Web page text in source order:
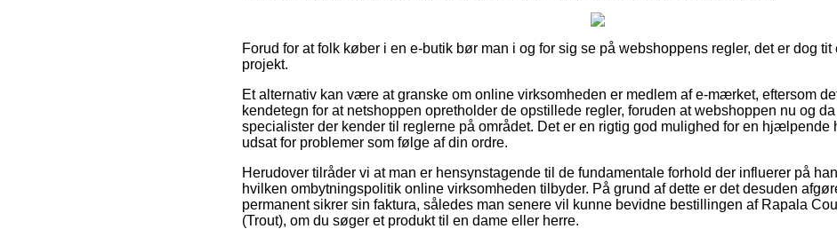
Forud for at folk køber i en e-butik bør man i og for sig se på webshoppens regler, det er dog tit
projekt.
Et alternativ kan være at granske om online virksomheden er medlem af e-mærket, eftersom
kendetegn for at netshoppen opretholder de opstillede regler, foruden at webshoppen nu og
specialister der kender til reglerne på området. Det er en rigtig god mulighed for en hjælpende
udsat for problemer som følge af din ordre.
Herudover tilråder vi at man er hensynstagende til de fundamentale forhold der influerer på
hvilken ombytningspolitik online virksomheden tilbyder. På grund af dette er det desuden
permanent sikrer sin faktura, således man senere vil kunne bevidne bestillingen af Rapala
(Trout), om du søger et produkt til en dame eller herre.